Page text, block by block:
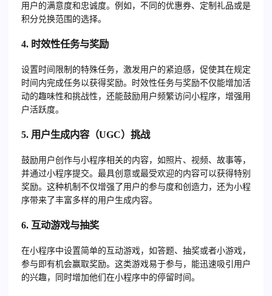
用户的满意度和忠诚度。例如，不同的优惠券、定制礼品或是
积分兑换范围的选择。
4. 时效性任务与奖励
设置时间限制的特殊任务，激发用户的紧迫感，促使其在规定
时间内完成任务以获得奖励。时效性任务与奖励不仅能增加活
动的趣味性和挑战性，还能鼓励用户频繁访问小程序，增强用
户活跃度。
5. 用户生成内容（UGC）挑战
鼓励用户创作与小程序相关的内容，如照片、视频、故事等，
并通过小程序提交。最具创意或最受欢迎的内容可以获得特别
奖励。这种机制不仅增强了用户的参与度和创造力，还为小程
序带来了丰富多样的用户生成内容。
6. 互动游戏与抽奖
在小程序中设置简单的互动游戏，如答题、抽奖或者小游戏，
参与即有机会赢取奖励。这类游戏易于参与，能迅速吸引用户
的兴趣，同时增加他们在小程序中的停留时间。